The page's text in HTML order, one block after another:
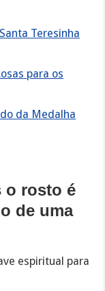
Teresinha
para os
da Medalha
o rosto é
de uma
espiritual para